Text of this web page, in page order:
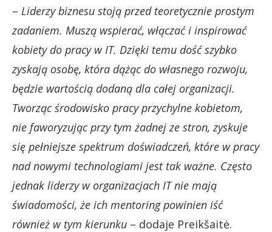
– Liderzy biznesu stoją przed teoretycznie prostym
zadaniem. Muszą wspierać, włączać i inspirować
kobiety do pracy w IT. Dzięki temu dość szybko
zyskają osobę, która dążąc do własnego rozwoju,
będzie wartością dodaną dla całej organizacji.
Tworząc środowisko pracy przychylne kobietom,
nie faworyzując przy tym żadnej ze stron, zyskuje
się pełniejsze spektrum doświadczeń, które w pracy
nad nowymi technologiami jest tak ważne. Często
jednak liderzy w organizacjach IT nie mają
świadomości, że ich mentoring powinien iść
również w tym kierunku – dodaje Preikšaitė.